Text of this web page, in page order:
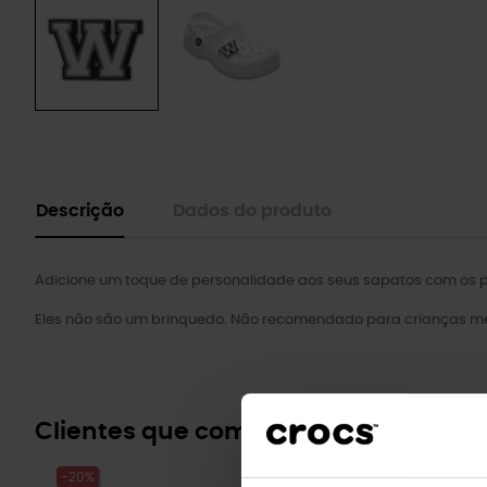
Descrição
Adicione um toque de personalidade aos seus sapatos com
Eles não são um brinquedo. Não recomendado para crianças
Clientes que compraram este
-20% -20%